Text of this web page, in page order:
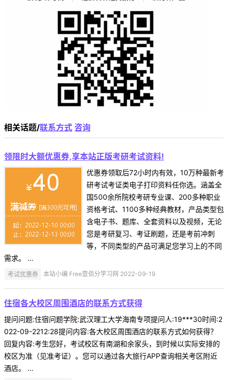
相关话题/联系方式 咨询
领限时大额优惠券,享本站正版考研考试资料!
优惠券领取后72小时内有效，10万种最新考
研考试考证类电子打印资料任你选。涵盖全
国500余所院校考研专业课、200多种职业
资格考试、1100多种经典教材，产品类型包
含电子书、题库、全套资料以及视频，无论
您是考研复习、考证刷题，还是考前冲刺
等，不同类型的产品可满足您学习上的不同
需求。 ...
考试优惠券 本站小编 Free壹佰分学习网 2022-09-19
住宿各大校区周围酒店的联系方式获得
提问问题:住宿问题学院:武汉理工大学海南专项提问人:19***30时间:2
022-09-2212:28提问内容:各大校区周围酒店的联系方式如何获得？
回复内容:考生您好，考试校区有南湖和余家头，到时候以实际安排的
校区为准（见准考证）。您可以通过各大旅行APP查询相关考区附近
酒店。 ...